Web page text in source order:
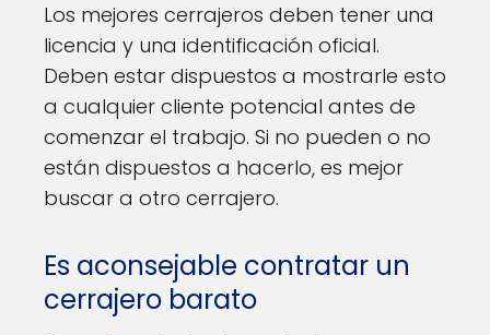
Los mejores cerrajeros deben tener una
licencia y una identificación oficial.
Deben estar dispuestos a mostrarle esto
a cualquier cliente potencial antes de
comenzar el trabajo. Si no pueden o no
están dispuestos a hacerlo, es mejor
buscar a otro cerrajero.
Es aconsejable contratar un
cerrajero barato